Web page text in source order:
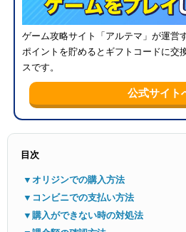
ゲーム攻略サイト「アルテマ」が運営
ポイントを貯めるとギフトコードに交
スです。
公式サイト
目次
▼オリジンでの購入方法
▼コンビニでの支払い方法
▼購入ができない時の対処法